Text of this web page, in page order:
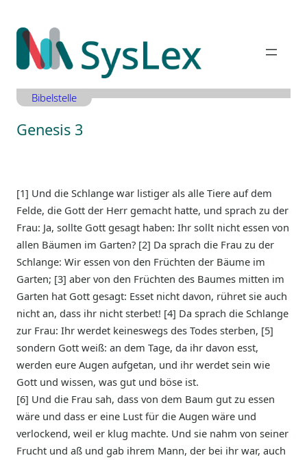
Inhalt
springen
Bibelstelle
Genesis 3
[1] Und die Schlange war listiger als alle Tiere auf dem
Felde, die Gott der Herr gemacht hatte, und sprach zu der
Frau: Ja, sollte Gott gesagt haben: Ihr sollt nicht essen von
allen Bäumen im Garten? [2] Da sprach die Frau zu der
Schlange: Wir essen von den Früchten der Bäume im
Garten; [3] aber von den Früchten des Baumes mitten im
Garten hat Gott gesagt: Esset nicht davon, rühret sie auch
nicht an, dass ihr nicht sterbet! [4] Da sprach die Schlange
zur Frau: Ihr werdet keineswegs des Todes sterben, [5]
sondern Gott weiß: an dem Tage, da ihr davon esst,
werden eure Augen aufgetan, und ihr werdet sein wie
Gott und wissen, was gut und böse ist.
[6] Und die Frau sah, dass von dem Baum gut zu essen
wäre und dass er eine Lust für die Augen wäre und
verlockend, weil er klug machte. Und sie nahm von seiner
Frucht und aß und gab ihrem Mann, der bei ihr war, auch